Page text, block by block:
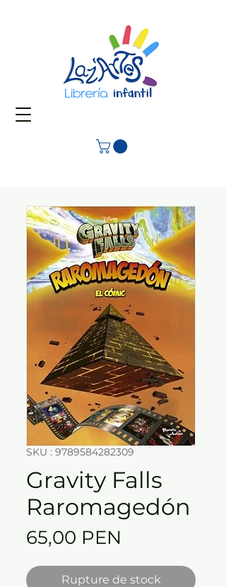
SKU : 9789584282309
Gravity Falls
Raromagedón
65,00 PEN
Rupture de stock